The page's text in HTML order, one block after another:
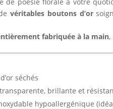
véritables boutons d’or
fabriquée à la main,
séchés
brillante et
hypoallergénique